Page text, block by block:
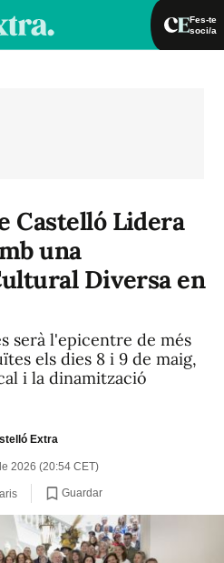
Fes-te
soci/a
Castelló Lidera
una
Diversa en
serà l'epicentre de més
els dies 8 i 9 de maig,
i la dinamització
Extra
2026 (20:54 CET)
Guardar